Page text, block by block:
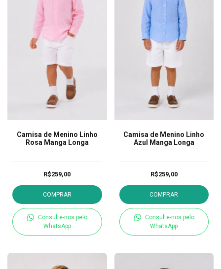
Camisa de Menino Linho
Rosa Manga Longa
R$259,00
COMPRAR
Consulte-nos pelo
WhatsApp
Camisa de Menino Linho
Azul Manga Longa
R$259,00
COMPRAR
Consulte-nos pelo
WhatsApp